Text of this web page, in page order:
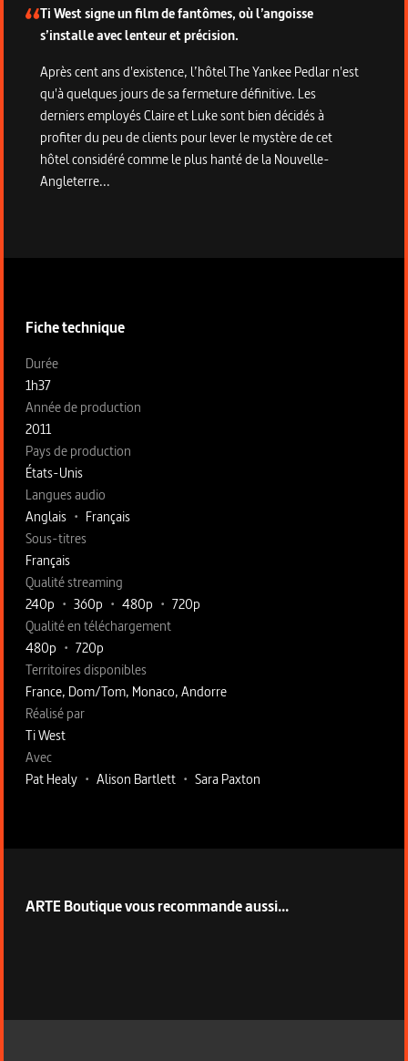
Ti West signe un film de fantômes, où l’angoisse
s’installe avec lenteur et précision.
Après cent ans d'existence, l’hôtel The Yankee Pedlar n'est
qu'à quelques jours de sa fermeture définitive. Les
derniers employés Claire et Luke sont bien décidés à
profiter du peu de clients pour lever le mystère de cet
hôtel considéré comme le plus hanté de la Nouvelle-
Angleterre...
Fiche technique
Fiche technique section gauche
Durée
1h37
Année de production
2011
Pays de production
États-Unis
Langues audio
Anglais • Français
Sous-titres
Français
Qualité streaming
240p • 360p • 480p • 720p
Qualité en téléchargement
480p • 720p
Territoires disponibles
France, Dom/Tom, Monaco, Andorre
Fiche technique section droite
Réalisé par
Ti West
Avec
Pat Healy • Alison Bartlett • Sara Paxton
ARTE Boutique vous recommande aussi...